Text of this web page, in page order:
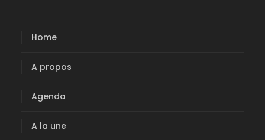
Home
A propos
Agenda
A la une